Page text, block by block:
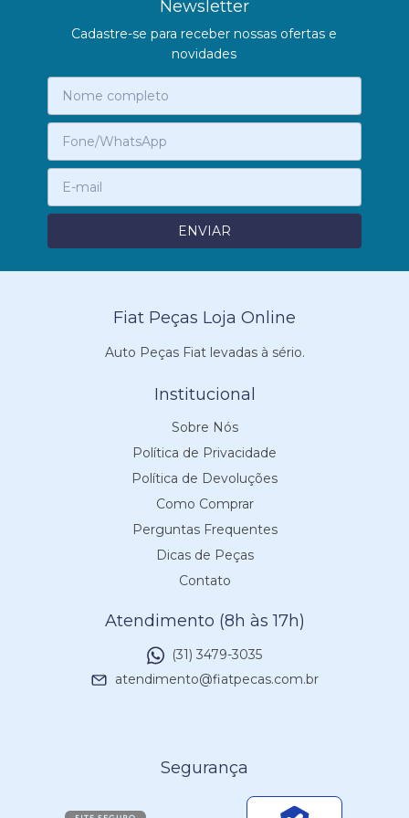
Newsletter
Cadastre-se para receber nossas ofertas e
novidades
Fiat Peças Loja Online
Auto Peças Fiat levadas à sério.
Institucional
Sobre Nós
Política de Privacidade
Política de Devoluções
Como Comprar
Perguntas Frequentes
Dicas de Peças
Contato
Atendimento (8h às 17h)
(31) 3479-3035
atendimento@fiatpecas.com.br
Segurança